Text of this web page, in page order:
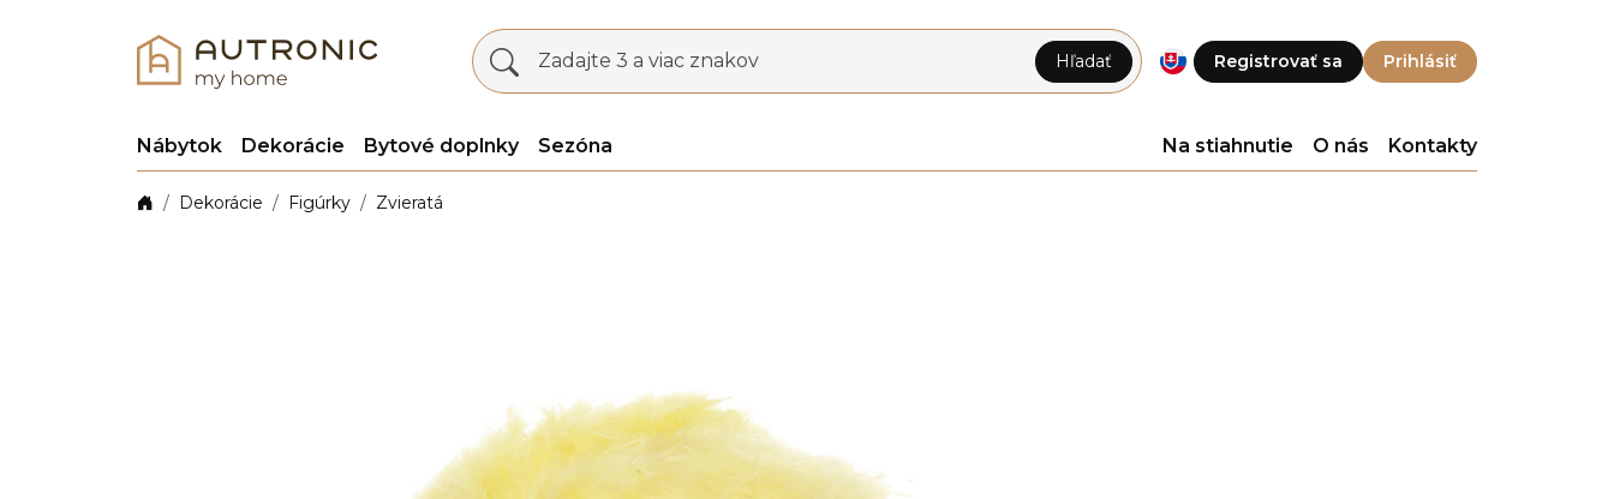
Registrovať sa Prihlásiť
Zadajte 3 a viac znakov Hľadať
Nábytok Dekorácie Bytové doplnky Sezóna Na stiahnutie O nás Kontakty
Dekorácie Figúrky Zvieratá